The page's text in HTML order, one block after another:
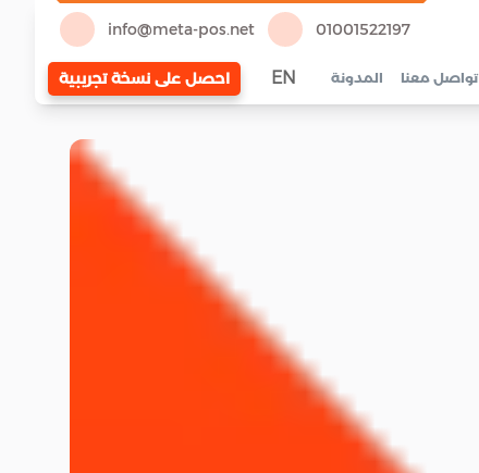
01001522197
info@meta-pos.net
تواصل معنا المدونة EN احصل على نسخة تجريبية